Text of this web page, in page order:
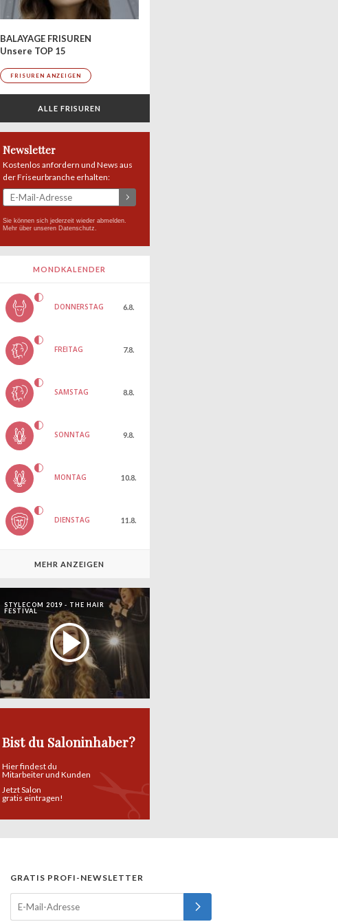
BALAYAGE FRISUREN
Unsere TOP 15
FRISUREN ANZEIGEN
ALLE FRISUREN
Newsletter
Kostenlos anfordern und News aus
der Friseurbranche erhalten:
Sie können sich jederzeit wieder abmelden.
Mehr über unseren Datenschutz.
MONDKALENDER
DONNERSTAG 6.8.
FREITAG 7.8.
SAMSTAG 8.8.
SONNTAG 9.8.
MONTAG 10.8.
DIENSTAG 11.8.
MEHR ANZEIGEN
STYLECOM 2019 - THE HAIR
FESTIVAL
Bist du Saloninhaber?
Hier findest du
Mitarbeiter und Kunden
Jetzt Salon
gratis eintragen!
GRATIS PROFI-NEWSLETTER